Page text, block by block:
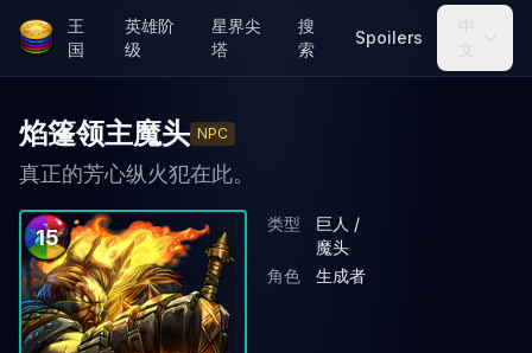
王
国
英雄阶
级
星界尖
塔
搜
索
Spoilers
中
文
焰篷领主魔头 NPC
真正的芳心纵火犯在此。
15
类型
巨人 /
魔头
角色
生成者